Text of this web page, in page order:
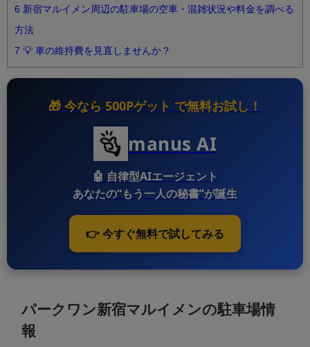
6 新宿マルイメン周辺の駐車場の空車・混雑状況や料金を調べる
方法
7 💡 車の維持費を見直しませんか？
🎁 今なら 500Pゲット で無料お試し！
manus AI
🤖 自律型AIエージェント
あなたの“もう一人の秘書”が誕生
👉 今すぐ無料で試してみる
パークワン新宿マルイメンの駐車場情
報